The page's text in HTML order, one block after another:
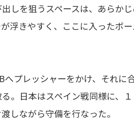
しを狙うスペースは、あらか
浮きやすく、ここに入ったボ
プレッシャーをかけ、それに
。日本はスペイン戦同様に、
しながら守備を行なった。